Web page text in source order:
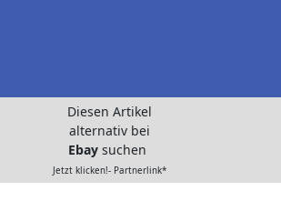
Diesen Artikel
alternativ bei
Ebay suchen
Jetzt klicken!- Partnerlink*